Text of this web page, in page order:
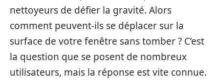
nettoyeurs de défier la gravité. Alors
comment peuvent-ils se déplacer sur la
surface de votre fenêtre sans tomber ? C’est
la question que se posent de nombreux
utilisateurs, mais la réponse est vite connue.